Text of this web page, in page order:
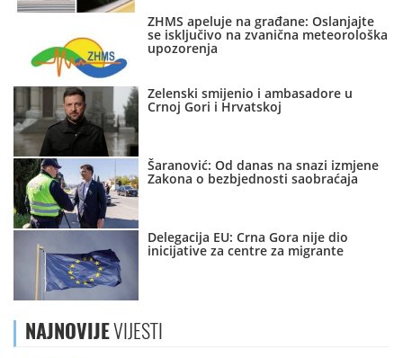
ZHMS apeluje na građane: Oslanjajte
se isključivo na zvanična meteorološka
upozorenja
Zelenski smijenio i ambasadore u
Crnoj Gori i Hrvatskoj
Šaranović: Od danas na snazi izmjene
Zakona o bezbjednosti saobraćaja
Delegacija EU: Crna Gora nije dio
inicijative za centre za migrante
NAJNOVIJEVIJESTI